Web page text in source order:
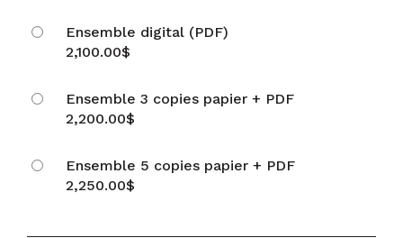
Ensemble digital (PDF)
2,100.00$
Ensemble 3 copies papier + PDF
2,200.00$
Ensemble 5 copies papier + PDF
2,250.00$